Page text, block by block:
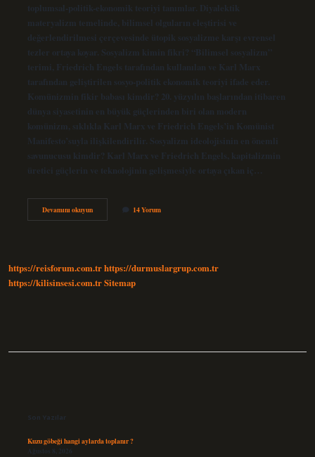
toplumsal-politik-ekonomik teoriyi tanımlar. Diyalektik
materyalizm temelinde, bilimsel olguların eleştirisi ve
değerlendirilmesi çerçevesinde ütopik sosyalizme karşı evrensel
tezler ortaya koyar. Sosyalizm kimin fikri? “Bilimsel sosyalizm”
terimi, Friedrich Engels tarafından kullanılan ve Karl Marx
tarafından geliştirilen sosyo-politik ekonomik teoriyi ifade eder.
Komünizmin fikir babası kimdir? 20. yüzyılın başlarından itibaren
dünya siyasetinin en büyük güçlerinden biri olan modern
komünizm, sıklıkla Karl Marx ve Friedrich Engels’in Komünist
Manifesto’suyla ilişkilendirilir. Sosyalizm ideolojisinin en önemli
savunucusu kimdir? Karl Marx ve Friedrich Engels, kapitalizmin
üretici güçlerin ve teknolojinin gelişmesiyle ortaya çıkan iç…
Devamını okuyunSosyalizmin
Fikir
14 Yorum
https://reisforum.com.trhttps://durmuslargrup.com.tr
https://kilisinsesi.com.trSitemap
Son Yazılar
Kuzu göbeği hangi aylarda toplanır ?
Ağustos 8, 2026